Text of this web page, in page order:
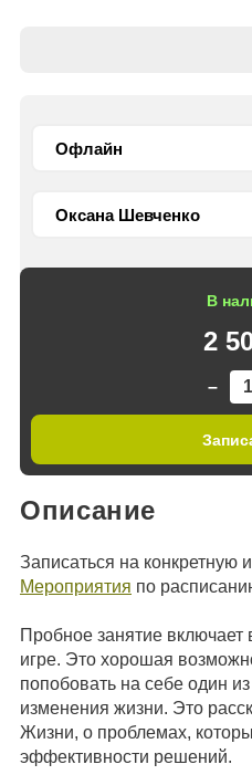
В
2
–
Описание
Записаться на конкретную
Мероприятия по
Пробное занятие
игре. Это хорошая
попобовать на себе один
изменения жизни. Это
Жизни, о проблемах,
эффективности решений.